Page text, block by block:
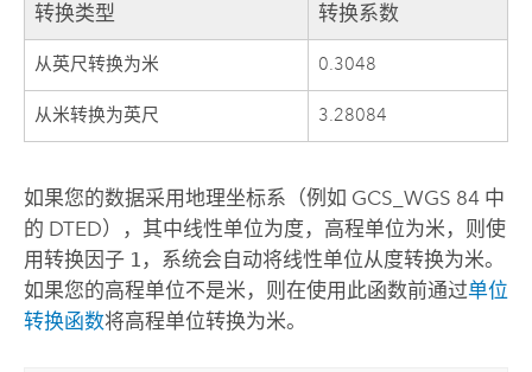
转换类型 转换系数
从英尺转换为米 0.3048
从米转换为英尺 3.28084
如果您的数据采用地理坐标系（例如 GCS_WGS 84 中
的 DTED），其中线性单位为度，高程单位为米，则使
用转换因子 1 ，系统会自动将线性单位从度转换为米。
如果您的高程单位不是米，则在使用此函数前通过单位
转换函数将高程单位转换为米。